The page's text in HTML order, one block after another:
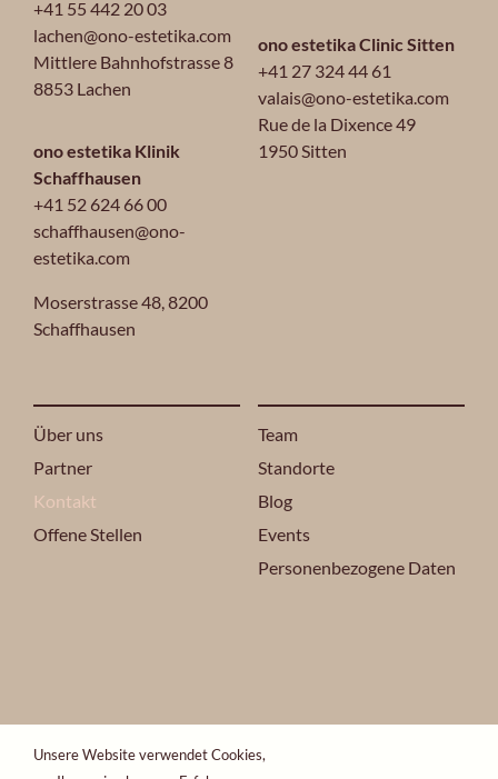
+41 55 442 20 03
lachen@ono-estetika.com
Mittlere Bahnhofstrasse 8
8853 Lachen
ono estetika Klinik
Schaffhausen
+41 52 624 66 00
schaffhausen@ono-
estetika.com
Moserstrasse 48, 8200
Schaffhausen
ono estetika Clinic Sitten
+41 27 324 44 61
valais@ono-estetika.com
Rue de la Dixence 49
1950 Sitten
Über uns
Partner
Kontakt
Offene Stellen
Team
Standorte
Blog
Events
Personenbezogene Daten
2024 ONO ESTETIKA® ALLE RECHTE VORBEHALTEN.
Unsere Website verwendet Cookies,